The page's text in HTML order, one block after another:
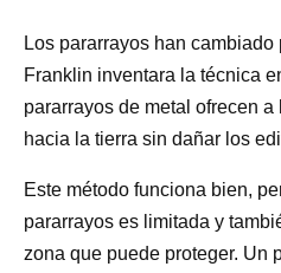
Los pararrayos han
Franklin inventara la técnica
pararrayos de metal ofrecen a
hacia la tierra sin dañar los
Este método funciona bien,
pararrayos es limitada y
zona que puede proteger. Un